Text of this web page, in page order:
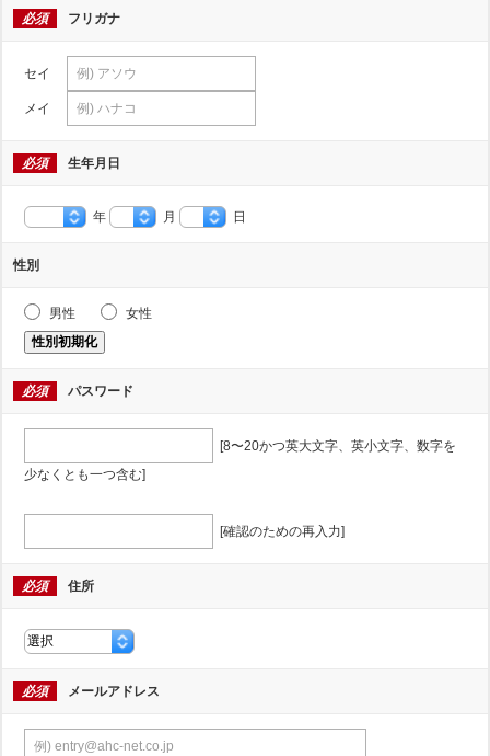
必須 フリガナ
セイ
メイ
必須 生年月日
年 月 日
性別
男性
女性
性別初期化
必須 パスワード
[8〜20かつ英大文字、英小文字、数字を
少なくとも一つ含む]
[確認のための再入力]
必須 住所
必須 メールアドレス